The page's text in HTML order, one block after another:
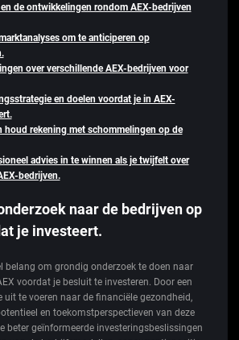
de ontwikkelingen rondom AEX-bedrijven
om te anticiperen op
over verschillende AEX-bedrijven voor
en doelen voordat je in AEX-
houd rekening met schommelingen op de
advies in te winnen als je twijfelt over
bedrijven.
naar de bedrijven op
je investeert.
belang om grondig onderzoek te doen naar
voordat je besluit te investeren. Door een
uit te voeren naar de financiële gezondheid,
en toekomstperspectieven van deze
beter geïnformeerde investeringsbeslissingen